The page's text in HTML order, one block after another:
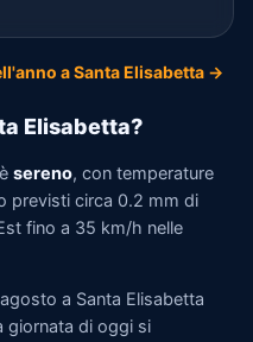
a Santa Elisabetta →
Elisabetta?
sereno, con temperature
previsti circa 0.2 mm di
fino a 35 km/h nelle
a Santa Elisabetta
giornata di oggi si